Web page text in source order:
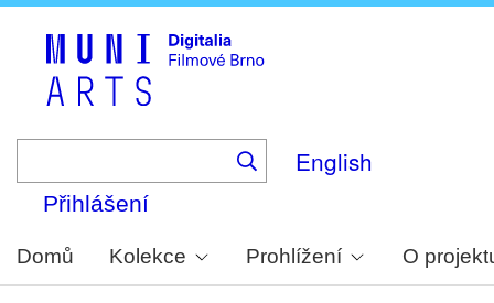
English
Přihlášení
Domů Kolekce Prohlížení O